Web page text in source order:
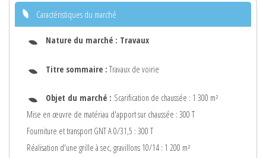
Caractéristiques du marché
Nature du marché : Travaux
Titre sommaire : Travaux de voirie
Objet du marché : Scarification de chaussée : 1 300 m²
Mise en œuvre de matériau d'apport sur chaussée : 300 T
Fourniture et transport GNT A 0/31,5 : 300 T
Réalisation d'une grille à sec, gravillons 10/14 : 1 200 m²